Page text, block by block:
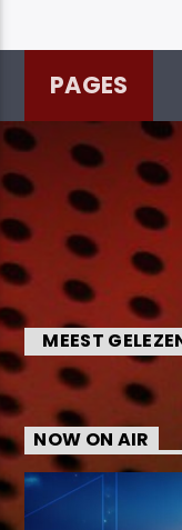
PAGES
MEEST
NOW ON AIR